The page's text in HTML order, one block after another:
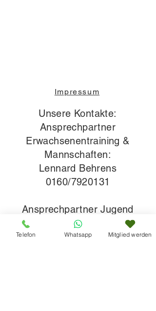
Impressum
Unsere Kontakte:
Ansprechpartner
Erwachsenentraining &
Mannschaften:
Lennard Behrens
0160/7920131
Ansprechpartner Jugend
& Jugendtraining:
Lukas Mattlat
Telefon Whatsapp Mitglied werden